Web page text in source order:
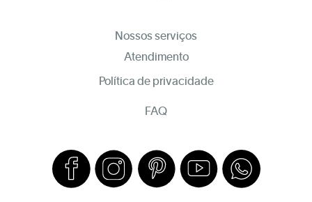
Nossos serviços
Atendimento
Política de privacidade
FAQ